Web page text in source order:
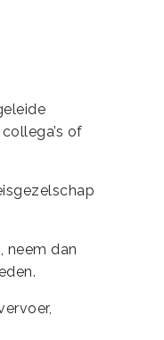
of
neem dan